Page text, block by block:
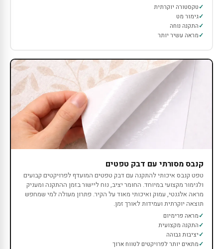
טקסטורה יוקרתית
גימור מט
התקנה נוחה
מראה עשיר יותר
קנבס מסורתי עם דבק טפטים
טפט קנבס איכותי להתקנה עם דבק טפטים המועדף לפרויקטים קבועים
ולגימור מקצועי במיוחד. החומר יציב, נוח ליישור בזמן ההתקנה ומעניק
מראה אלגנטי, עמוק ואיכותי מאוד על הקיר. פתרון מעולה למי שמחפש
תוצאה יוקרתית ועמידות לאורך זמן.
מראה פרימיום
התקנה מקצועית
יציבות גבוהה
מתאים יותר לפרויקטים לטווח ארוך